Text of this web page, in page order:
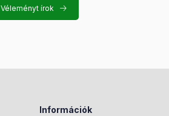
Véleményt írok
Információk